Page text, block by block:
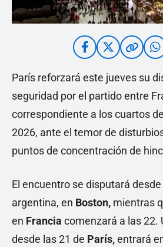
París reforzará este jueves su
seguridad por el partido entre
correspondiente a los cuartos
2026, ante el temor de
puntos de concentración de
El encuentro se disputará
argentina, en Boston, mientras
en Francia comenzará a las 22.
desde las 21 de París,entrará